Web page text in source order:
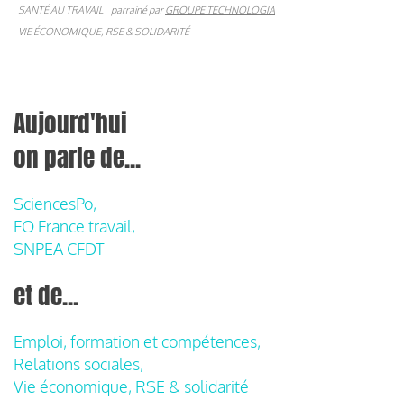
SANTÉ AU TRAVAIL
parrainé parGROUPE TECHNOLOGIA
VIE ÉCONOMIQUE, RSE & SOLIDARITÉ
Aujourd'hui
on parle de...
SciencesPo,
FO France travail,
SNPEA CFDT
et de...
Emploi, formation et compétences,
Relations sociales,
Vie économique, RSE & solidarité